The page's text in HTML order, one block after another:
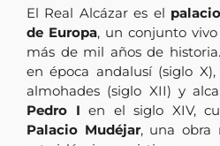
El Real Alcázar es el
de Europa, un conjunto
más de mil años de
en época andalusí (siglo
almohades (siglo XII) y
Pedro I en el siglo XIV,
Palacio Mudéjar, una obra